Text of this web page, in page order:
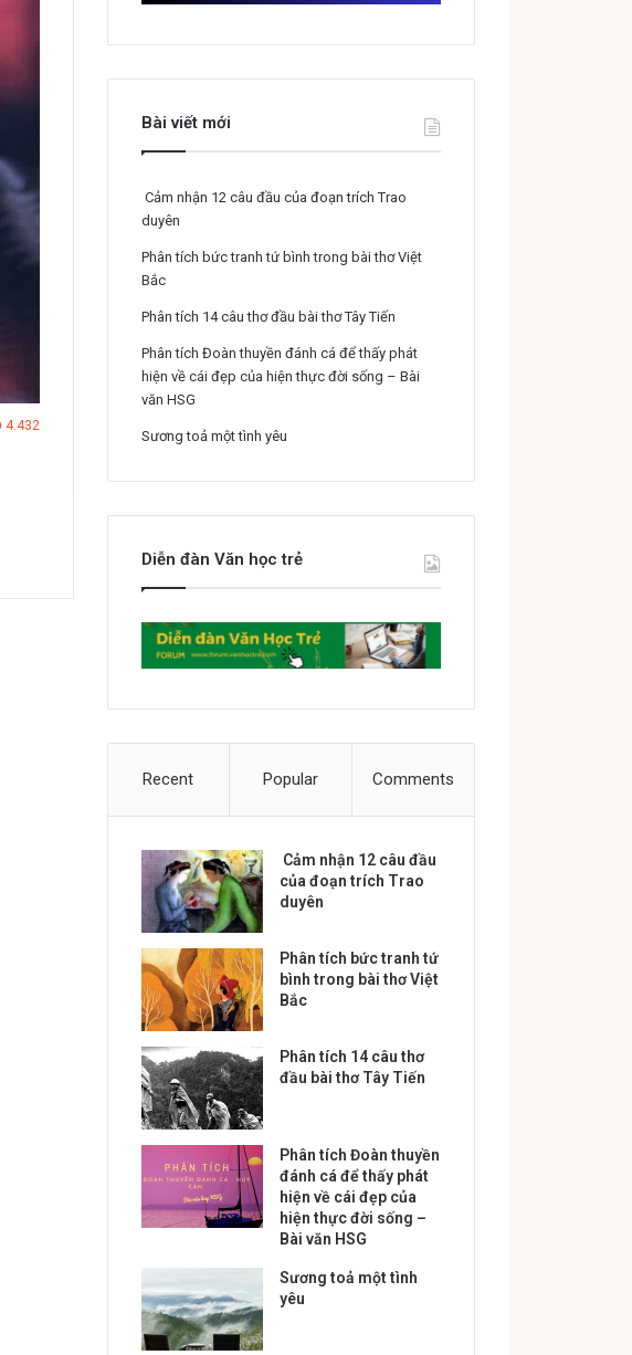
4.432
Bài viết mới
Cảm nhận 12 câu đầu của đoạn trích Trao
duyên
Phân tích bức tranh tứ bình trong bài thơ Việt
Bắc
Phân tích 14 câu thơ đầu bài thơ Tây Tiến
Phân tích Đoàn thuyền đánh cá để thấy phát
hiện về cái đẹp của hiện thực đời sống – Bài
văn HSG
Sương toả một tình yêu
Diễn đàn Văn học trẻ
Recent Popular Comments
Cảm nhận 12 câu đầu
của đoạn trích Trao
duyên
Phân tích bức tranh tứ
bình trong bài thơ Việt
Bắc
Phân tích 14 câu thơ
đầu bài thơ Tây Tiến
Phân tích Đoàn thuyền
đánh cá để thấy phát
hiện về cái đẹp của
hiện thực đời sống –
Bài văn HSG
Sương toả một tình
yêu